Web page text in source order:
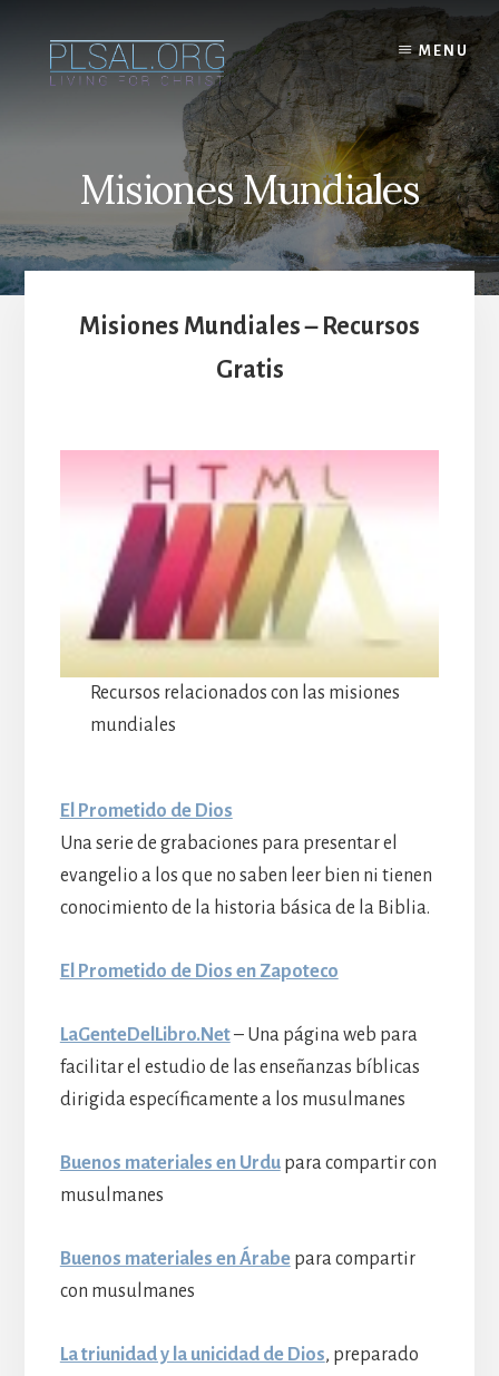
content
MENU
Misiones Mundiales
Misiones Mundiales – Recursos
Gratis
Recursos relacionados con las misiones
mundiales
El Prometido de Dios
Una serie de grabaciones para presentar el
evangelio a los que no saben leer bien ni tienen
conocimiento de la historia básica de la Biblia.
El Prometido de Dios en Zapoteco
LaGenteDelLibro.Net– Una página web para
facilitar el estudio de las enseñanzas bíblicas
dirigida específicamente a los musulmanes
Buenos materiales en Urdupara compartir con
musulmanes
Buenos materiales en Árabepara compartir
con musulmanes
La triunidad y la unicidad de Dios, preparado